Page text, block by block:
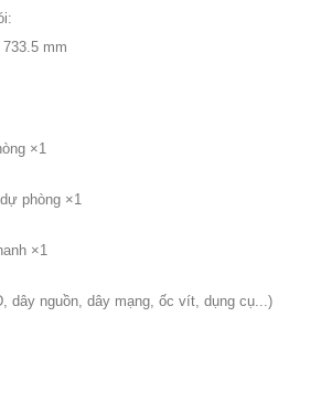
mm
×1
phòng ×1
×1
dây nguồn, dây mạng, ốc vít, dụng cụ...)